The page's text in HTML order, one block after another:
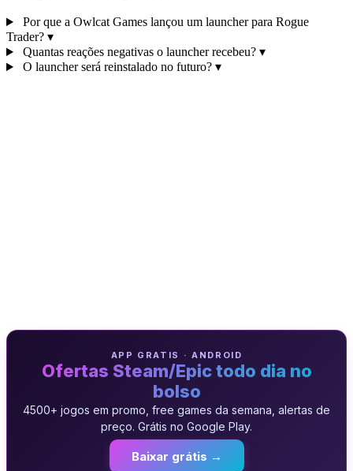
Por que a Owlcat Games lançou um launcher para Rogue
Trader? ▾
Quantas reações negativas o launcher recebeu? ▾
O launcher será reinstalado no futuro? ▾
APP GRATIS · ANDROID
Ofertas Steam/Epic todo dia no
bolso
4500+ jogos em promo, free games da semana, alertas de
preço. Grátis no Google Play.
Baixar grátis →